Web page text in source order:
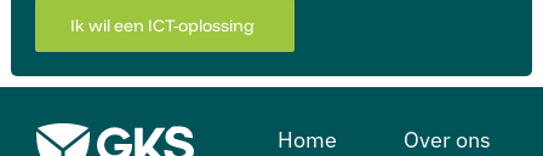
Ik wil een ICT-oplossing
Home
Over ons